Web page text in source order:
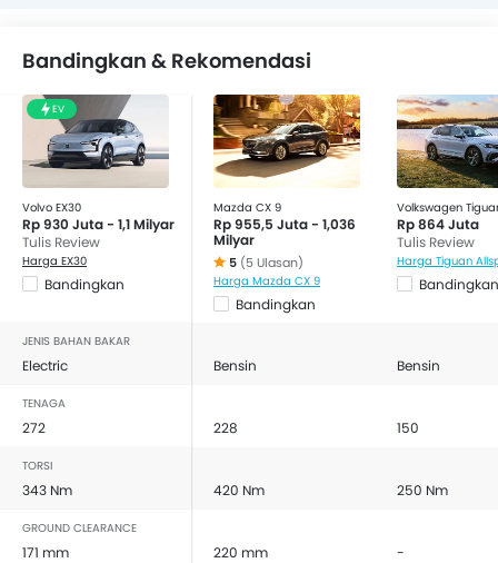
Bandingkan & Rekomendasi
EV
Volvo EX30
Rp 930 Juta - 1,1 Milyar
Tulis Review
Harga EX30
Bandingkan
Mazda CX 9
Rp 955,5 Juta - 1,036
Milyar
5 (5 Ulasan)
Harga Mazda CX 9
Bandingkan
Volkswagen
Rp 864 Juta
Tulis Review
Harga Tiguan
Bandingkan
JENIS BAHAN BAKAR
Electric Bensin Bensin
TENAGA
272 228 150
TORSI
343 Nm 420 Nm 250 Nm
GROUND CLEARANCE
171 mm 220 mm -